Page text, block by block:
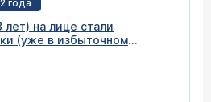
года
на лице стали
(уже в избыточном
какие сейчас
этого?